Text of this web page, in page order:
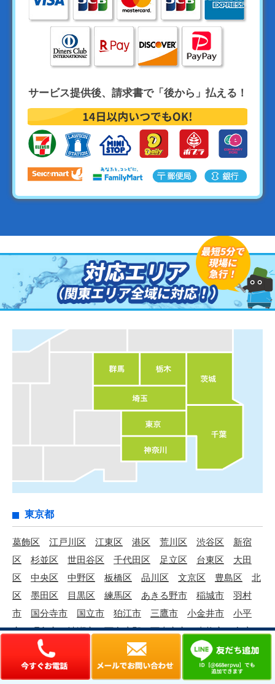
サービス提供後、請求書で「後から」払える！
東京都
葛飾区 江戸川区 江東区 港区 荒川区 渋谷区
新宿
区
杉並区 世田谷区 千代田区 足立区 台東区
大田
区
中央区 中野区 板橋区 品川区 文京区 豊島区
北
区
墨田区 目黒区 練馬区 あきる野市 稲城市
羽村
市
国分寺市 国立市 狛江市 三鷹市 小金井市
小平
市
昭島市 清瀬市 西多摩郡 西東京市 青梅市
多摩
町田市 東久留米市 東村山市 東大和市
日
野市
八王子市 府中市 武蔵村山市 武蔵野市
福生市